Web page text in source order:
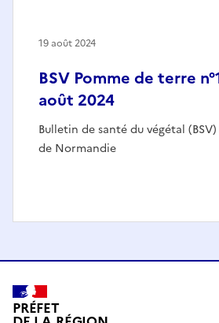
BSV Pomme de terre
août 2024
Bulletin de santé du végétal
de Normandie
19 août 2024
PRÉFET